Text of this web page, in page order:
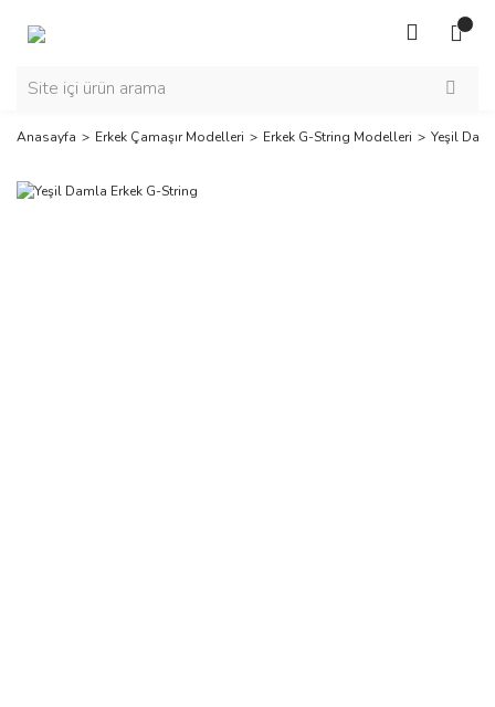
Anasayfa Erkek Çamaşır Modelleri Erkek G-String Modelleri Yeşil